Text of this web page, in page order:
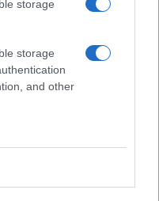
storage
storage
and other